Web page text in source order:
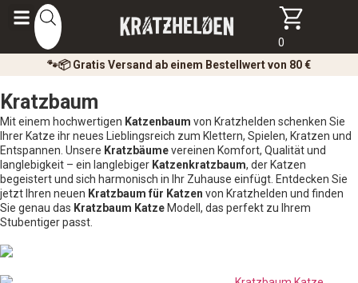
0
🐾📦 Gratis Versand ab einem Bestellwert von 80 €
Kratzbaum
Mit einem hochwertigen Katzenbaum von Kratzhelden schenken Sie
Ihrer Katze ihr neues Lieblingsreich zum Klettern, Spielen, Kratzen und
Entspannen. Unsere Kratzbäumevereinen Komfort, Qualität und
langlebigkeit – ein langlebiger Katzenkratzbaum, der Katzen
begeistert und sich harmonisch in Ihr Zuhause einfügt. Entdecken Sie
jetzt Ihren neuen Kratzbaum für Katzen von Kratzhelden und finden
Sie genau das Kratzbaum Katze Modell, das perfekt zu Ihrem
Stubentiger passt.